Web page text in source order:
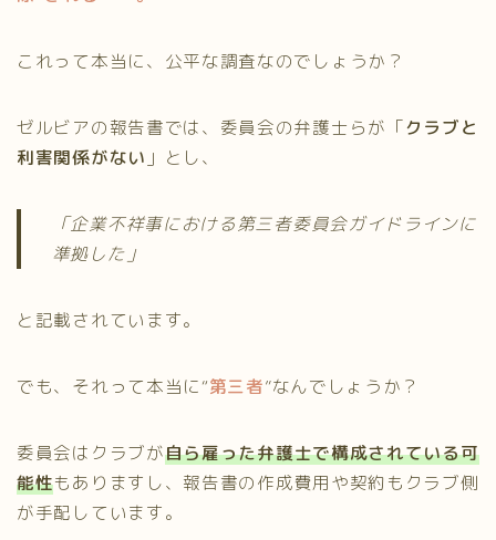
これって本当に、公平な調査なのでしょうか？
ゼルビアの報告書では、委員会の弁護士らが「クラブと
利害関係がない 」とし、
「企業不祥事における第三者委員会ガイドラインに
準拠した」
と記載されています。
でも、それって本当に“第三者”なんでしょうか？
委員会はクラブが自ら雇った弁護士で構成されている可
能性もありますし、報告書の作成費用や契約もクラブ側
が手配しています。